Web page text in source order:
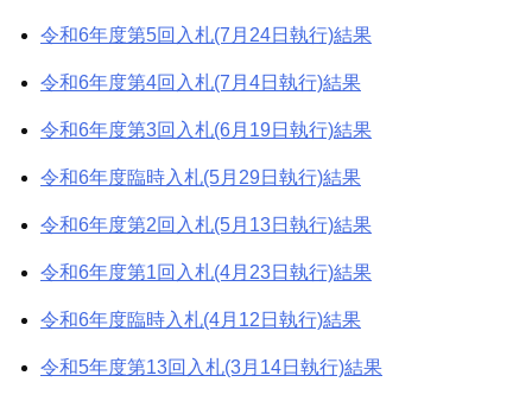
令和6年度第5回入札(7月24日執行)結果
令和6年度第4回入札(7月4日執行)結果
令和6年度第3回入札(6月19日執行)結果
令和6年度臨時入札(5月29日執行)結果
令和6年度第2回入札(5月13日執行)結果
令和6年度第1回入札(4月23日執行)結果
令和6年度臨時入札(4月12日執行)結果
令和5年度第13回入札(3月14日執行)結果